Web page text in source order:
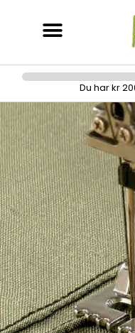
Du har kr